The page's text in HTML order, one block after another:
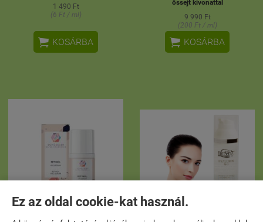
Ez az oldal cookie-kat használ.
1 490 Ft
(6 Ft / ml)
 KOSÁRBA
őssejt kivonattal
9 990 Ft
(200 Ft / ml)
 KOSÁRBA